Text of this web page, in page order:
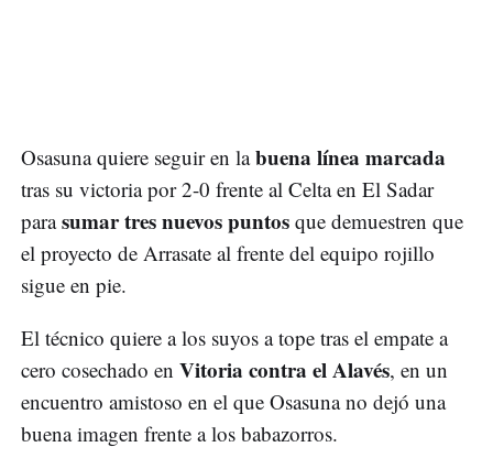
Osasuna quiere seguir en labuena línea marcada
tras su victoria por 2-0 frente al Celta en El Sadar
parasumar tres nuevos puntos que demuestren que
el proyecto de Arrasate al frente del equipo rojillo
sigue en pie.
El técnico quiere a los suyos a tope tras el empate a
cero cosechado en Vitoria contra el Alavés, en un
encuentro amistoso en el que Osasuna no dejó una
buena imagen frente a los babazorros.